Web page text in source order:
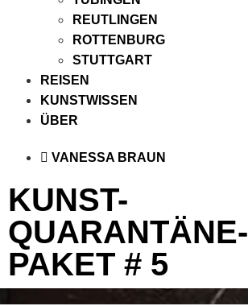
REUTLINGEN
ROTTENBURG
STUTTGART
REISEN
KUNSTWISSEN
ÜBER
VANESSA BRAUN
KUNST-
QUARANTÄNE-
PAKET # 5